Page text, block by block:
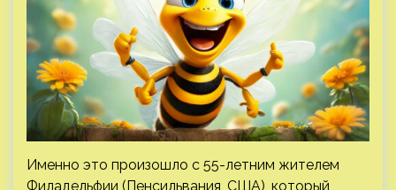
Именно это произошло с 55-летним жителем
Филадельфии (Пенсильвания, США), который